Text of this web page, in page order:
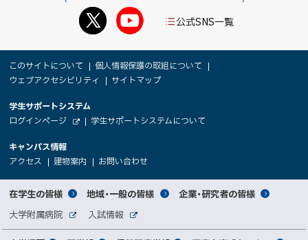
シ
ア
公式SNS一覧
サ
ト
報
このサイトについて
個人情報保護の取組について
ウェブアクセシビリティ
サイトマップ
大
学
関
者
向
学生サポートシステム
ログインページ
イ
ト
（
新
ィ
ド
ウ
で
開
き
ま
学生サポートシステムについて
キャンパス情報
アクセス
（
新
規
ウ
ィ
ン
ド
ウ
建物案内
（
新
規
ウ
ィ
ン
ド
ウ
お問い合わせ
規
ウ
ィ
ウ
サ
イ
対
象
者
在学生の皆様 地域・一般の皆様 企業・研究者の皆様
関
連
大学附属病院 入試情報